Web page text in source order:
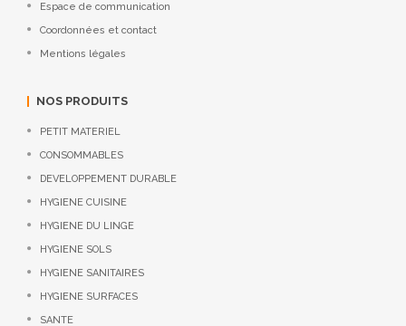
Espace de communication
Coordonnées et contact
Mentions légales
NOS PRODUITS
PETIT MATERIEL
CONSOMMABLES
DEVELOPPEMENT DURABLE
HYGIENE CUISINE
HYGIENE DU LINGE
HYGIENE SOLS
HYGIENE SANITAIRES
HYGIENE SURFACES
SANTE